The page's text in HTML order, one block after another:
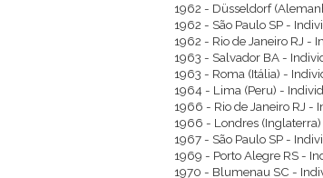
1962 - Düsseldorf
1962 - São Paulo SP -
1962 - Rio de Janeiro RJ -
1963 - Salvador BA -
1963 - Roma (Itália) -
1964 - Lima (Peru) -
1966 - Rio de Janeiro RJ -
1966 - Londres
1967 - São Paulo SP -
1969 - Porto Alegre RS -
1970 - Blumenau SC -